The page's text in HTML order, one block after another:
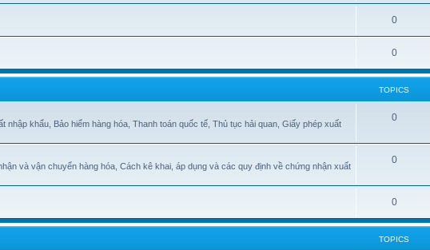
0
0
TOPICS
nhập khẩu, Bảo hiểm hàng hóa, Thanh toán quốc tế, Thủ tục hải quan, Giấy phép xuất
0
và vận chuyển hàng hóa, Cách kê khai, áp dụng và các quy định về chứng nhận xuất
0
0
TOPICS